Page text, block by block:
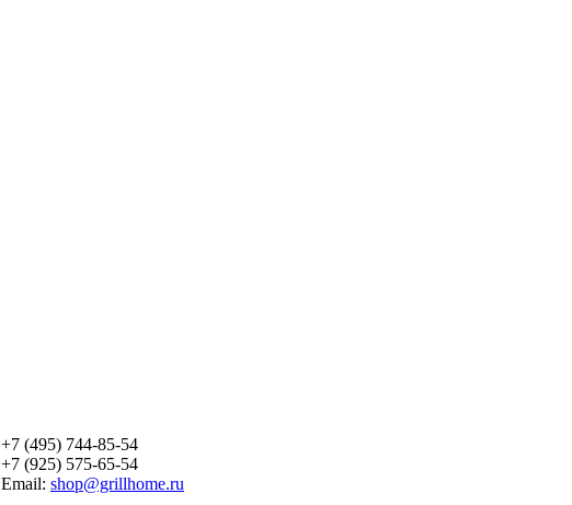
+7 (495) 744-85-54
+7 (925) 575-65-54
Email: shop@grillhome.ru